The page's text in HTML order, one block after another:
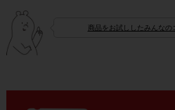
商品をお試ししたみんな